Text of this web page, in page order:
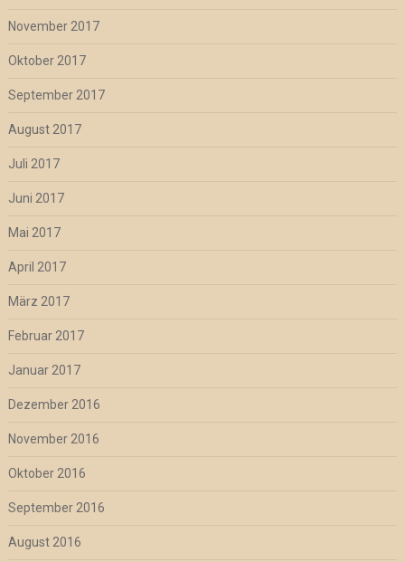
November 2017
Oktober 2017
September 2017
August 2017
Juli 2017
Juni 2017
Mai 2017
April 2017
März 2017
Februar 2017
Januar 2017
Dezember 2016
November 2016
Oktober 2016
September 2016
August 2016